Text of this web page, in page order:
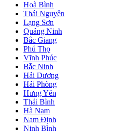
Hoà Bình
Thái Nguyên
Lạng Sơn
Quảng Ninh
Bắc Giang
Phú Thọ
Vĩnh Phúc
Bắc Ninh
Hải Dương
Hải Phòng
Hưng Yên
Thái Bình
Hà Nam
Nam Định
Ninh Bình